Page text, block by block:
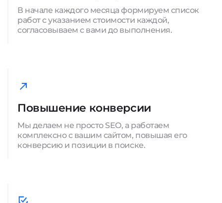
В начале каждого месяца формируем список
работ с указанием стоимости каждой,
согласовываем с вами до выполнения.
Повышение конверсии
Мы делаем не просто SEO, а работаем
комплексно с вашим сайтом, повышая его
конверсию и позиции в поиске.